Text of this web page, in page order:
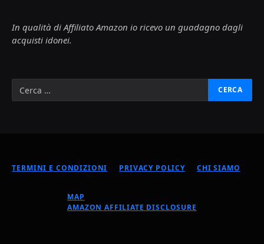
In qualità di Affiliato Amazon io ricevo un guadagno dagli
acquisti idonei.
TERMINI E CONDIZIONI PRIVACY POLICY CHI SIAMO
MAP
AMAZON AFFILIATE DISCLOSURE